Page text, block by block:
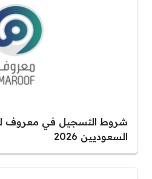
شروط التسجيل في معروف
السعوديين 2026